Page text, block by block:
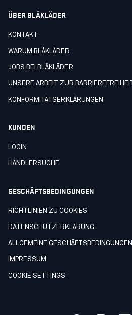
ÜBER BLÅKLÄDER
KONTAKT
WARUM BLÅKLÄDER
JOBS BEI BLÅKLÄDER
UNSERE ARBEIT ZUR BARRIEREFREIHEIT
KONFORMITÄTSERKLÄRUNGEN
KUNDEN
LOGIN
HÄNDLERSUCHE
GESCHÄFTSBEDINGUNGEN
RICHTLINIEN ZU COOKIES
DATENSCHUTZERKLÄRUNG
ALLGEMEINE GESCHÄFTSBEDINGUNGEN
IMPRESSUM
COOKIE SETTINGS